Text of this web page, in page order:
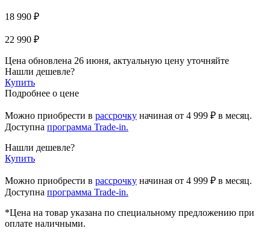
18 990 ₽
22 990 ₽
Цена обновлена 26 июня, актуальную цену уточняйте
Нашли дешевле?
Купить
Подробнее о цене
Можно приобрести в рассрочку начиная от 4 999 ₽ в месяц.
Доступна программа Trade-in.
Нашли дешевле?
Купить
Можно приобрести в рассрочку начиная от 4 999 ₽ в месяц.
Доступна программа Trade-in.
*Цена на товар указана по специальному предложению при
оплате наличными.